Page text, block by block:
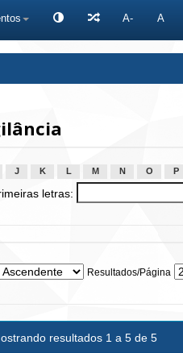
A- A
J K L M N O P
letras:
Resultados/Página
resultados 1 a 5 de 5